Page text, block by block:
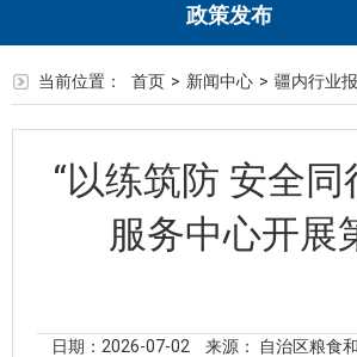
政策发布
当前位置： 首页 > 新闻中心 > 疆内行业
“以练筑防 安全
服务中心开展
日期：2026-07-02 来源： 自治区粮食